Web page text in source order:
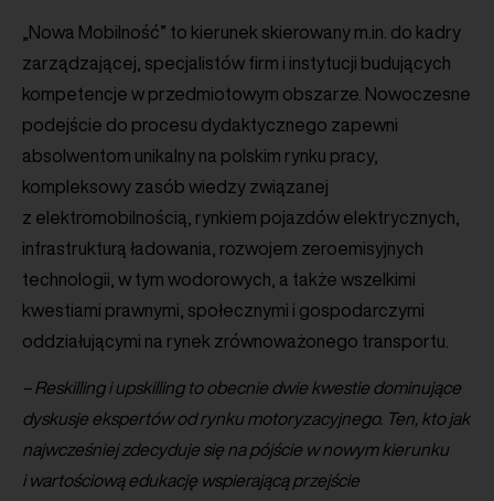
„Nowa Mobilność” to kierunek skierowany m.in. do kadry
zarządzającej, specjalistów firm i instytucji budujących
kompetencje w przedmiotowym obszarze. Nowoczesne
podejście do procesu dydaktycznego zapewni
absolwentom unikalny na polskim rynku pracy,
kompleksowy zasób wiedzy związanej
z elektromobilnością, rynkiem pojazdów elektrycznych,
infrastrukturą ładowania, rozwojem zeroemisyjnych
technologii, w tym wodorowych, a także wszelkimi
kwestiami prawnymi, społecznymi i gospodarczymi
oddziałującymi na rynek zrównoważonego transportu.
– Reskilling i upskilling to obecnie dwie kwestie dominujące
dyskusje ekspertów od rynku motoryzacyjnego. Ten, kto jak
najwcześniej zdecyduje się na pójście w nowym kierunku
i wartościową edukację wspierającą przejście